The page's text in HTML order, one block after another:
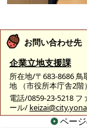
お問い合わせ先
企業立地支援課
所在地/〒683-8686
地 （市役所本庁舎2階）
電話/0859-23-5218 フ
ール/
ペー